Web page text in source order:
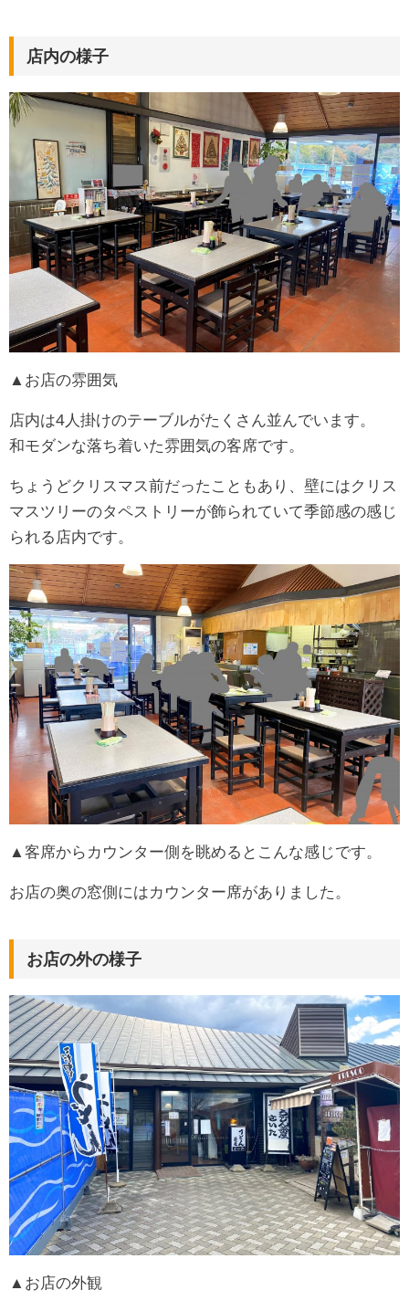
店内の様子
▲お店の雰囲気
店内は4人掛けのテーブルがたくさん並んでいます。
和モダンな落ち着いた雰囲気の客席です。
ちょうどクリスマス前だったこともあり、壁にはクリス
マスツリーのタペストリーが飾られていて季節感の感じ
られる店内です。
▲客席からカウンター側を眺めるとこんな感じです。
お店の奥の窓側にはカウンター席がありました。
お店の外の様子
▲お店の外観